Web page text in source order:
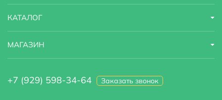
КАТАЛОГ
МАГАЗИН
+7 (929) 598-34-64 Заказать звонок